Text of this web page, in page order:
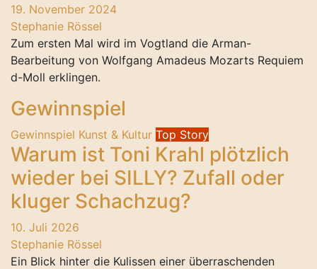
19. November 2024
Stephanie Rössel
Zum ersten Mal wird im Vogtland die Arman-
Bearbeitung von Wolfgang Amadeus Mozarts Requiem
d-Moll erklingen.
Gewinnspiel
Gewinnspiel Kunst & Kultur Top Story
Warum ist Toni Krahl plötzlich
wieder bei SILLY? Zufall oder
kluger Schachzug?
10. Juli 2026
Stephanie Rössel
Ein Blick hinter die Kulissen einer überraschenden